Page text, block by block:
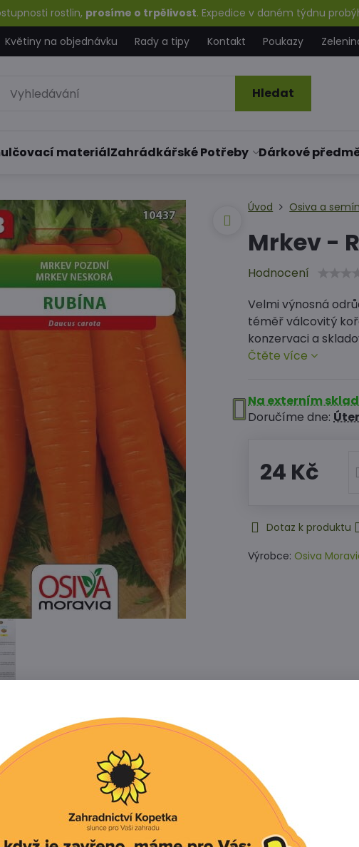
rostlin, prosíme o trpělivost. Expedice v daném týdnu
Květiny na objednávku Rady a tipy Kontakt Poukazy
Hledat
materiálZahrádkářské Potřeby Dárkové
Úvod Osiva a
Mrkev -
Hodnocení
Velmi výnosná
téměř válcovitý
konzervaci a
Čtěte více
Na externím
Doručíme dne:
24 Kč
Dotaz k produktu
Výrobce: Osiva
Popis Recenze
pozdní mrkve tvořící až 17 cm dlouhý téměř válcovitý
kuchyňské úpravy, konzervaci a skladování. Je odolná proti